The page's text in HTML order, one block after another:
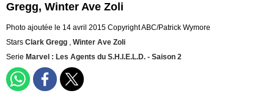
Gregg, Winter Ave Zoli
Photo ajoutée le 14 avril 2015 Copyright ABC/Patrick Wymore
Stars Clark Gregg , Winter Ave Zoli
Serie Marvel : Les Agents du S.H.I.E.L.D. - Saison 2